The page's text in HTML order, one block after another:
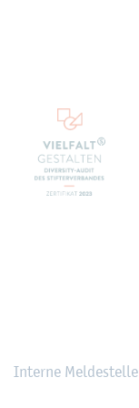
In­ter­ne Mel­de­stel­le